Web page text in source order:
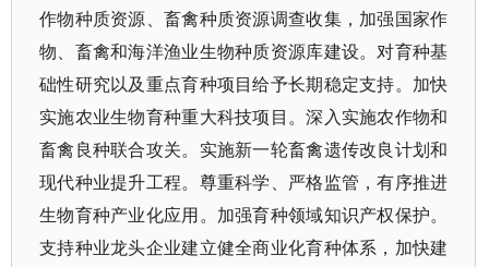
作物种质资源、畜禽种质资源调查收集，加强国家作
物、畜禽和海洋渔业生物种质资源库建设。对育种基
础性研究以及重点育种项目给予长期稳定支持。加快
实施农业生物育种重大科技项目。深入实施农作物和
畜禽良种联合攻关。实施新一轮畜禽遗传改良计划和
现代种业提升工程。尊重科学、严格监管，有序推进
生物育种产业化应用。加强育种领域知识产权保护。
支持种业龙头企业建立健全商业化育种体系，加快建